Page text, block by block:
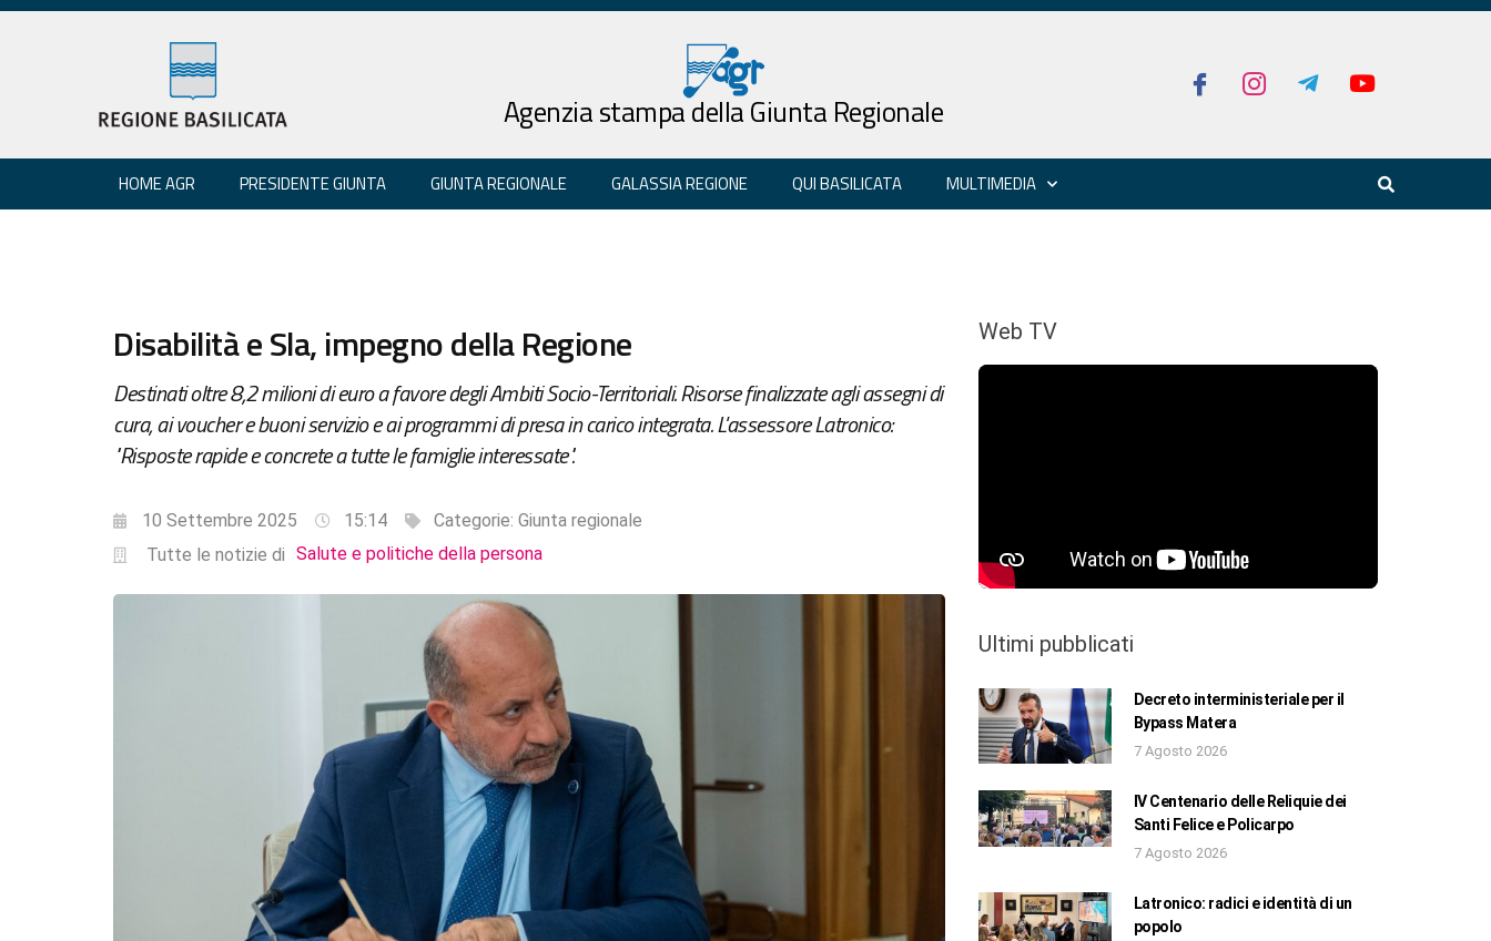
Agenzia stampa della Giunta Regionale
HOME AGR PRESIDENTE GIUNTA GIUNTA REGIONALE GALASSIA REGIONE QUI BASILICATA MULTIMEDIA
Disabilità e Sla, impegno della Regione
Destinati oltre 8,2 milioni di euro a favore degli Ambiti Socio-Territoriali. Risorse finalizzate agli assegni di
cura, ai voucher e buoni servizio e ai programmi di presa in carico integrata. L'assessore Latronico:
"Risposte rapide e concrete a tutte le famiglie interessate".
10 Settembre 2025 15:14 Categorie: Giunta regionale
Tutte le notizie di Salute e politiche della persona
Web TV
Ultimi pubblicati
Decreto interministeriale per il
Bypass Matera
7 Agosto 2026
IV Centenario delle Reliquie dei
Santi Felice e Policarpo
7 Agosto 2026
Latronico: radici e identità di un
popolo